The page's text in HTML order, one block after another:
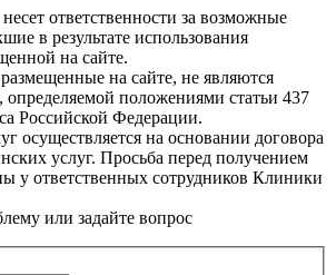
ответственности за возможные
в результате использования
на сайте.
на сайте, не являются
положениями статьи 437
Российской Федерации.
осуществляется на основании договора
услуг. Просьба перед получением
у ответственных сотрудников Клиники
или задайте вопрос